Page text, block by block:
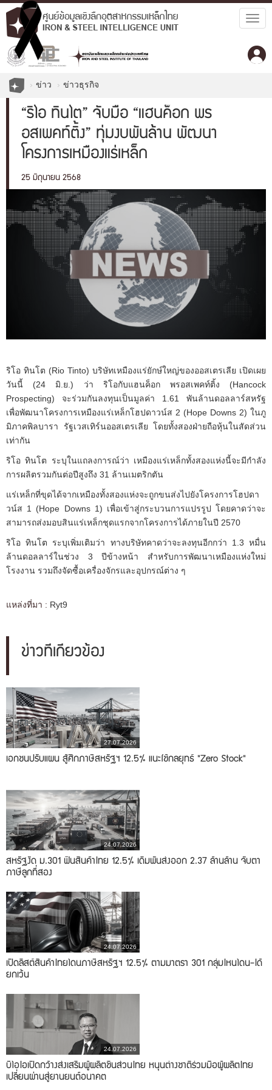
ข่าว ข่าวธุรกิจ
“ริโอ ทินโต” จับมือ “แฮนค็อก พร
อสเพคท์ติ้ง” ทุ่มงบพันล้าน พัฒนา
โครงการเหมืองแร่เหล็ก
25 มิถุนายน 2568
ริโอ ทินโต (Rio Tinto) บริษัทเหมืองแร่ยักษ์ใหญ่ของออสเตรเลีย เปิดเผย
วันนี้ (24 มิ.ย.) ว่า ริโอกับแฮนค็อก พรอสเพคท์ติ้ง (Hancock
Prospecting) จะร่วมกันลงทุนเป็นมูลค่า 1.61 พันล้านดอลลาร์สหรัฐ
เพื่อพัฒนาโครงการเหมืองแร่เหล็กโฮปดาวน์ส 2 (Hope Downs 2) ในภู
มิภาคพิลบารา รัฐเวสเทิร์นออสเตรเลีย โดยทั้งสองฝ่ายถือหุ้นในสัดส่วน
เท่ากัน
ริโอ ทินโต ระบุในแถลงการณ์ว่า เหมืองแร่เหล็กทั้งสองแห่งนี้จะมีกำลัง
การผลิตรวมกันต่อปีสูงถึง 31 ล้านเมตริกตัน
แร่เหล็กที่ขุดได้จากเหมืองทั้งสองแห่งจะถูกขนส่งไปยังโครงการโฮปดา
วน์ส 1 (Hope Downs 1) เพื่อเข้าสู่กระบวนการแปรรูป โดยคาดว่าจะ
สามารถส่งมอบสินแร่เหล็กชุดแรกจากโครงการได้ภายในปี 2570
ริโอ ทินโต ระบุเพิ่มเติมว่า ทางบริษัทคาดว่าจะลงทุนอีกกว่า 1.3 หมื่น
ล้านดอลลาร์ในช่วง 3 ปีข้างหน้า สำหรับการพัฒนาเหมืองแห่งใหม่
โรงงาน รวมถึงจัดซื้อเครื่องจักรและอุปกรณ์ต่าง ๆ
แหล่งที่มา : Ryt9
ข่าวที่เกี่ยวข้อง
27.07.2026
เอกชนปรับแผน สู้ศึกภาษีสหรัฐฯ 12.5% แนะใช้กลยุทธ์ "Zero Stock"
24.07.2026
สหรัฐงัด ม.301 ฟันสินค้าไทย 12.5% เดิมพันส่งออก 2.37 ล้านล้าน จับตา
ภาษีลูกที่สอง
24.07.2026
เปิดลิสต์สินค้าไทยโดนภาษีสหรัฐฯ 12.5% ตามมาตรา 301 กลุ่มไหนโดน-ได้
ยกเว้น
24.07.2026
บีโอไอเปิดกว้างส่งเสริมผู้ผลิตชิ้นส่วนไทย หนุนต่างชาติร่วมมือผู้ผลิตไทย
เปลี่ยนผ่านสู่ยานยนต์อนาคต